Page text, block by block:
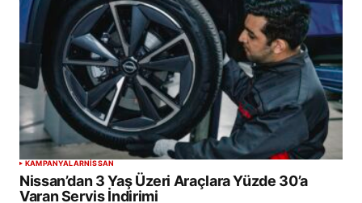
KAMPANYALARNISSAN
Nissan’dan 3 Yaş Üzeri Araçlara Yüzde 30’a
Varan Servis İndirimi